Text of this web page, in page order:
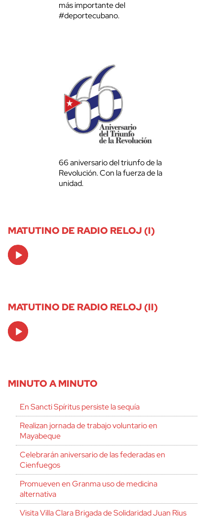
más importante del
#deportecubano.
66 aniversario del triunfo de la
Revolución. Con la fuerza de la
unidad.
MATUTINO DE RADIO RELOJ (I)
Audio
Player
MATUTINO DE RADIO RELOJ (II)
Audio
Player
MINUTO A MINUTO
En Sancti Spíritus persiste la sequía
Realizan jornada de trabajo voluntario en
Mayabeque
Celebrarán aniversario de las federadas en
Cienfuegos
Promueven en Granma uso de medicina
alternativa
Visita Villa Clara Brigada de Solidaridad Juan Rius